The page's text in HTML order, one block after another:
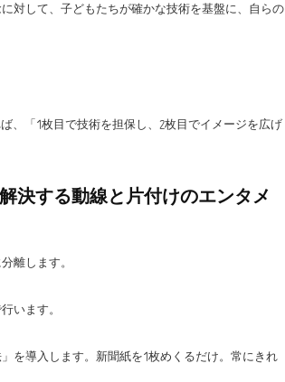
対して、子どもたちが確かな技術を基盤に、自らの
、「1枚目で技術を担保し、2枚目でイメージを広げ
決する動線と片付けのエンタメ
離します。
います。
を導入します。新聞紙を1枚めくるだけ。常にきれ